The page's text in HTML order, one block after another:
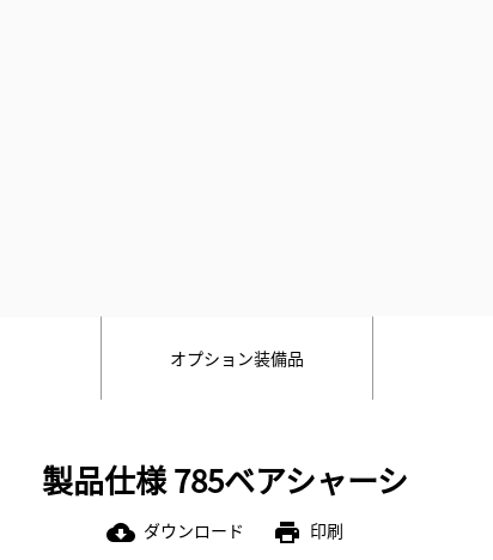
オプション装備品
製品仕様 785ベアシャーシ
cloud_download ダウンロード print 印刷